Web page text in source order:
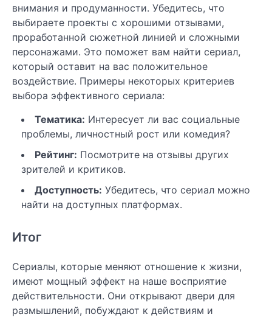
внимания и продуманности. Убедитесь, что
выбираете проекты с хорошими отзывами,
проработанной сюжетной линией и сложными
персонажами. Это поможет вам найти сериал,
который оставит на вас положительное
воздействие. Примеры некоторых критериев
выбора эффективного сериала:
Тематика: Интересует ли вас социальные
проблемы, личностный рост или комедия?
Рейтинг: Посмотрите на отзывы других
зрителей и критиков.
Доступность: Убедитесь, что сериал можно
найти на доступных платформах.
Итог
Сериалы, которые меняют отношение к жизни,
имеют мощный эффект на наше восприятие
действительности. Они открывают двери для
размышлений, побуждают к действиям и